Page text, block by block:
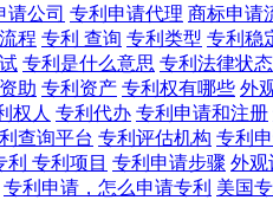
请公司 专利申请代理 商标申请
程 专利 查询 专利类型 专利稳
专利是什么意思 专利法律状态
助 专利资产 专利权有哪些 外
权人 专利代办 专利申请和注册
查询平台 专利评估机构 专利
利 专利项目 专利申请步骤 外观
专利申请，怎么申请专利 美国